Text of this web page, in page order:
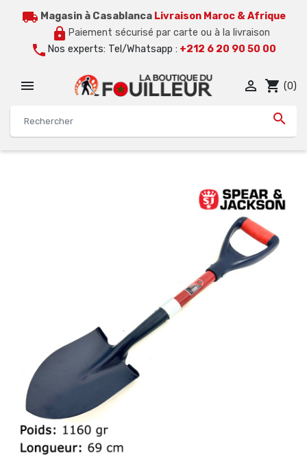
local_shipping Magasin à Casablanca Livraison Maroc & Afrique
lock Paiement sécurisé par carte ou à la livraison
call Nos experts: Tel/Whatsapp : +212 6 20 90 50 00


 shopping_cart (0)